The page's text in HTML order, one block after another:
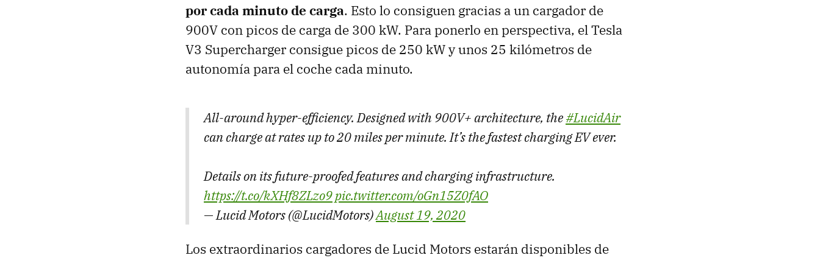
por cada minuto de carga. Esto lo consiguen gracias a un cargador de
900V con picos de carga de 300 kW. Para ponerlo en perspectiva, el Tesla
V3 Supercharger consigue picos de 250 kW y unos 25 kilómetros de
autonomía para el coche cada minuto.
All-around hyper-efficiency. Designed with 900V+ architecture, the#LucidAir
can charge at rates up to 20 miles per minute. It’s the fastest charging EV ever.
Details on its future-proofed features and charging infrastructure.
https://t.co/kXHf8ZLzo9pic.twitter.com/oGn15Z0fAO
— Lucid Motors (@LucidMotors)August 19, 2020
Los extraordinarios cargadores de Lucid Motors estarán disponibles de